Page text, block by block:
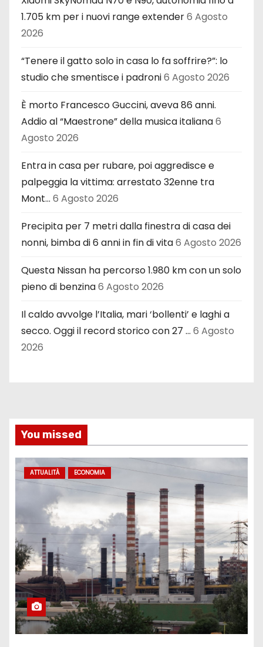
1.705 km per i nuovi range extender6 Agosto
2026
“Tenere il gatto solo in casa lo fa soffrire?”: lo
studio che smentisce i padroni6 Agosto 2026
È morto Francesco Guccini, aveva 86 anni.
Addio al “Maestrone” della musica italiana6
Agosto 2026
Entra in casa per rubare, poi aggredisce e
palpeggia la vittima: arrestato 32enne tra
Mont… 6 Agosto 2026
Precipita per 7 metri dalla finestra di casa dei
nonni, bimba di 6 anni in fin di vita6 Agosto 2026
Questa Nissan ha percorso 1.980 km con un solo
pieno di benzina6 Agosto 2026
Il caldo avvolge l’Italia, mari ‘bollenti’ e laghi a
secco. Oggi il record storico con 27 … 6 Agosto
2026
You missed
ATTUALITÀ ECONOMIA